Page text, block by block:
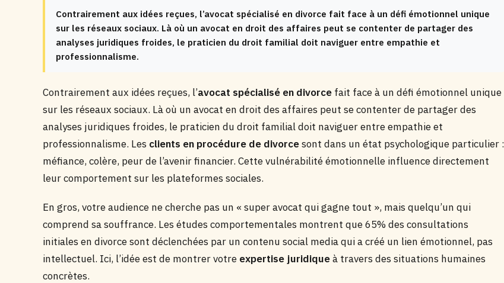
Contrairement aux idées reçues, l’avocat spécialisé en divorce fait face à un défi émotionnel unique
sur les réseaux sociaux. Là où un avocat en droit des affaires peut se contenter de partager des
analyses juridiques froides, le praticien du droit familial doit naviguer entre empathie et
professionnalisme.
Contrairement aux idées reçues, l’avocat spécialisé en divorce fait face à un défi émotionnel unique
sur les réseaux sociaux. Là où un avocat en droit des affaires peut se contenter de partager des
analyses juridiques froides, le praticien du droit familial doit naviguer entre empathie et
professionnalisme. Les clients en procédure de divorcesont dans un état psychologique particulier :
méfiance, colère, peur de l’avenir financier. Cette vulnérabilité émotionnelle influence directement
leur comportement sur les plateformes sociales.
En gros, votre audience ne cherche pas un « super avocat qui gagne tout », mais quelqu’un qui
comprend sa souffrance. Les études comportementales montrent que 65% des consultations
initiales en divorce sont déclenchées par un contenu social media qui a créé un lien émotionnel, pas
intellectuel. Ici, l’idée est de montrer votre expertise juridiqueà travers des situations humaines
concrètes.